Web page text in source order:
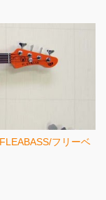
フリーベ